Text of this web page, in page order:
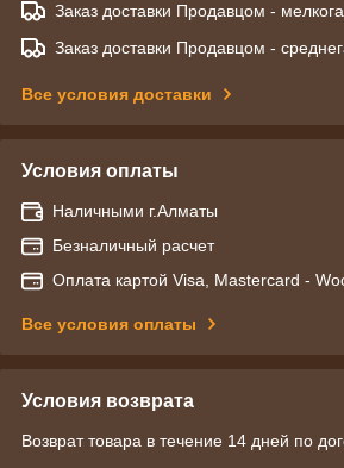
Заказ доставки Продавцом -
Заказ доставки Продавцом -
Все условия доставки
Условия оплаты
Наличными г.Алматы
Безналичный расчет
Оплата картой Visa, Mastercard -
Все условия оплаты
Условия возврата
Возврат товара в течение 14 дней по